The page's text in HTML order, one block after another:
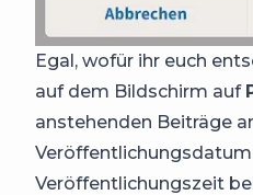
Egal, wofür ihr euch
auf dem Bildschirm auf
anstehenden Beiträge
Veröffentlichungszeit